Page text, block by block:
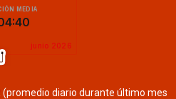
(promedio diario durante último mes